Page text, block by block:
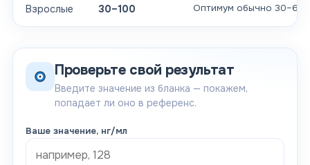
Взрослые 30–100 Оптимум обычно 30–60
Проверьте свой результат
Введите значение из бланка — покажем,
попадает ли оно в референс.
Ваше значение, нг/мл